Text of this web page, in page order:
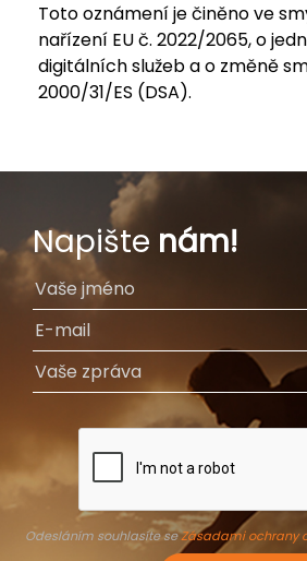
Toto oznámení je činěno ve
nařízení EU č. 2022/2065, o
digitálních služeb a o změně
2000/31/ES (DSA).
Napište nám!
Odesláním souhlasíte seZásadami ochrany